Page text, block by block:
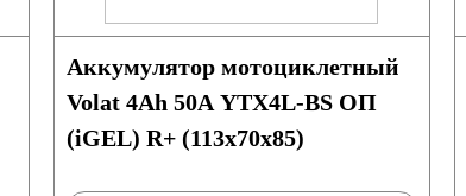
Аккумулятор мотоциклетный
Volat 4Ah 50А YTX4L-BS ОП
(iGEL) R+ (113x70x85)